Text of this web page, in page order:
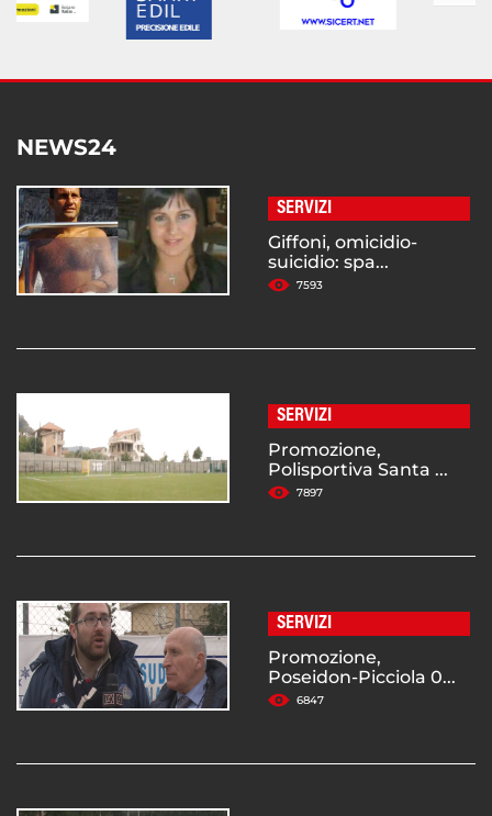
NEWS24
SERVIZI
Giffoni, omicidio-
suicidio: spa...
7593
SERVIZI
Promozione,
Polisportiva Santa ...
7897
SERVIZI
Promozione,
Poseidon-Picciola 0...
6847